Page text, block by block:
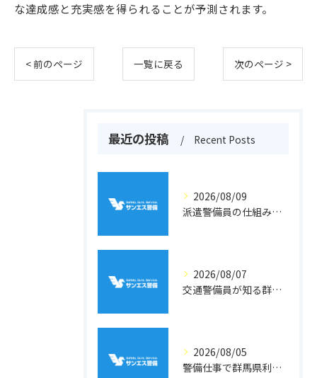
な達成感と充実感を得られることが予測されます。
< 前のページ 一覧に戻る 次のページ >
最近の投稿 Recent Posts
2026/08/09
派遣警備員の仕組みと警備業の法律面を徹底解説
2026/08/07
交通警備員が知る群馬県吾妻郡高山村の地形と現場選びのポイント
2026/08/05
警備仕事で群馬県利根郡片品村周辺の安心と働きやすさを両立するポイント